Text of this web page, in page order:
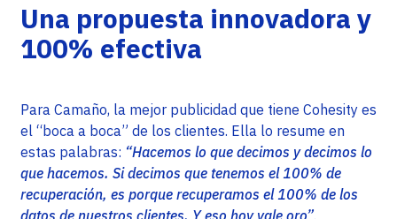
Una propuesta innovadora y
100% efectiva
Para Camaño, la mejor publicidad que tiene Cohesity es
el “boca a boca” de los clientes. Ella lo resume en
estas palabras: “Hacemos lo que decimos y decimos lo
que hacemos. Si decimos que tenemos el 100% de
recuperación, es porque recuperamos el 100% de los